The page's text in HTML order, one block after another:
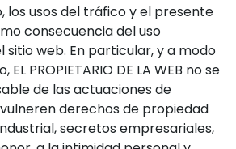
los usos del tráfico y el presente
consecuencia del uso
web. En particular, y a modo
PROPIETARIO DE LA WEB no se
de las actuaciones de
derechos de propiedad
secretos empresariales,